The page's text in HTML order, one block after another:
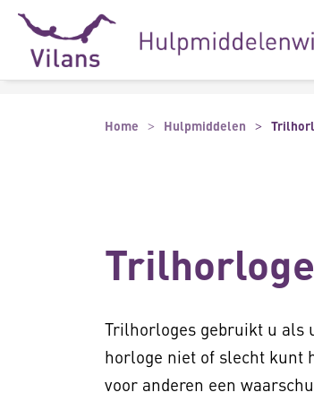
Naar hoofdinhoud
Naar footer
Home Hulpmiddelen
Trilhorloge
Trilhorloges gebruikt u als
horloge niet of slecht kunt
voor anderen een